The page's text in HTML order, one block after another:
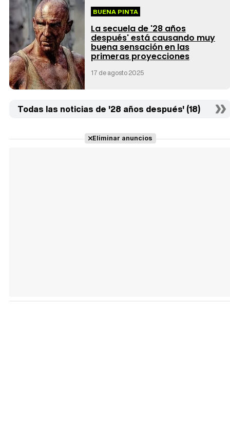
BUENA PINTA
La secuela de '28 años
después' está causando muy
buena sensación en las
primeras proyecciones
17 de agosto 2025
Todas las noticias de '28 años después' (18)
Eliminar anuncios